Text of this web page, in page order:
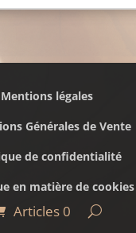
Mentions légales
Générales de Vente
de confidentialité
en matière de cookies
Articles 0